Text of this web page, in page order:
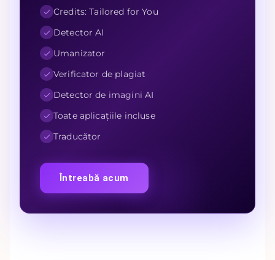
Credits: Tailored for You
Detector AI
Umanizator
Verificator de plagiat
Detector de imagini AI
Toate aplicațiile incluse
Traducător
Întreabă acum